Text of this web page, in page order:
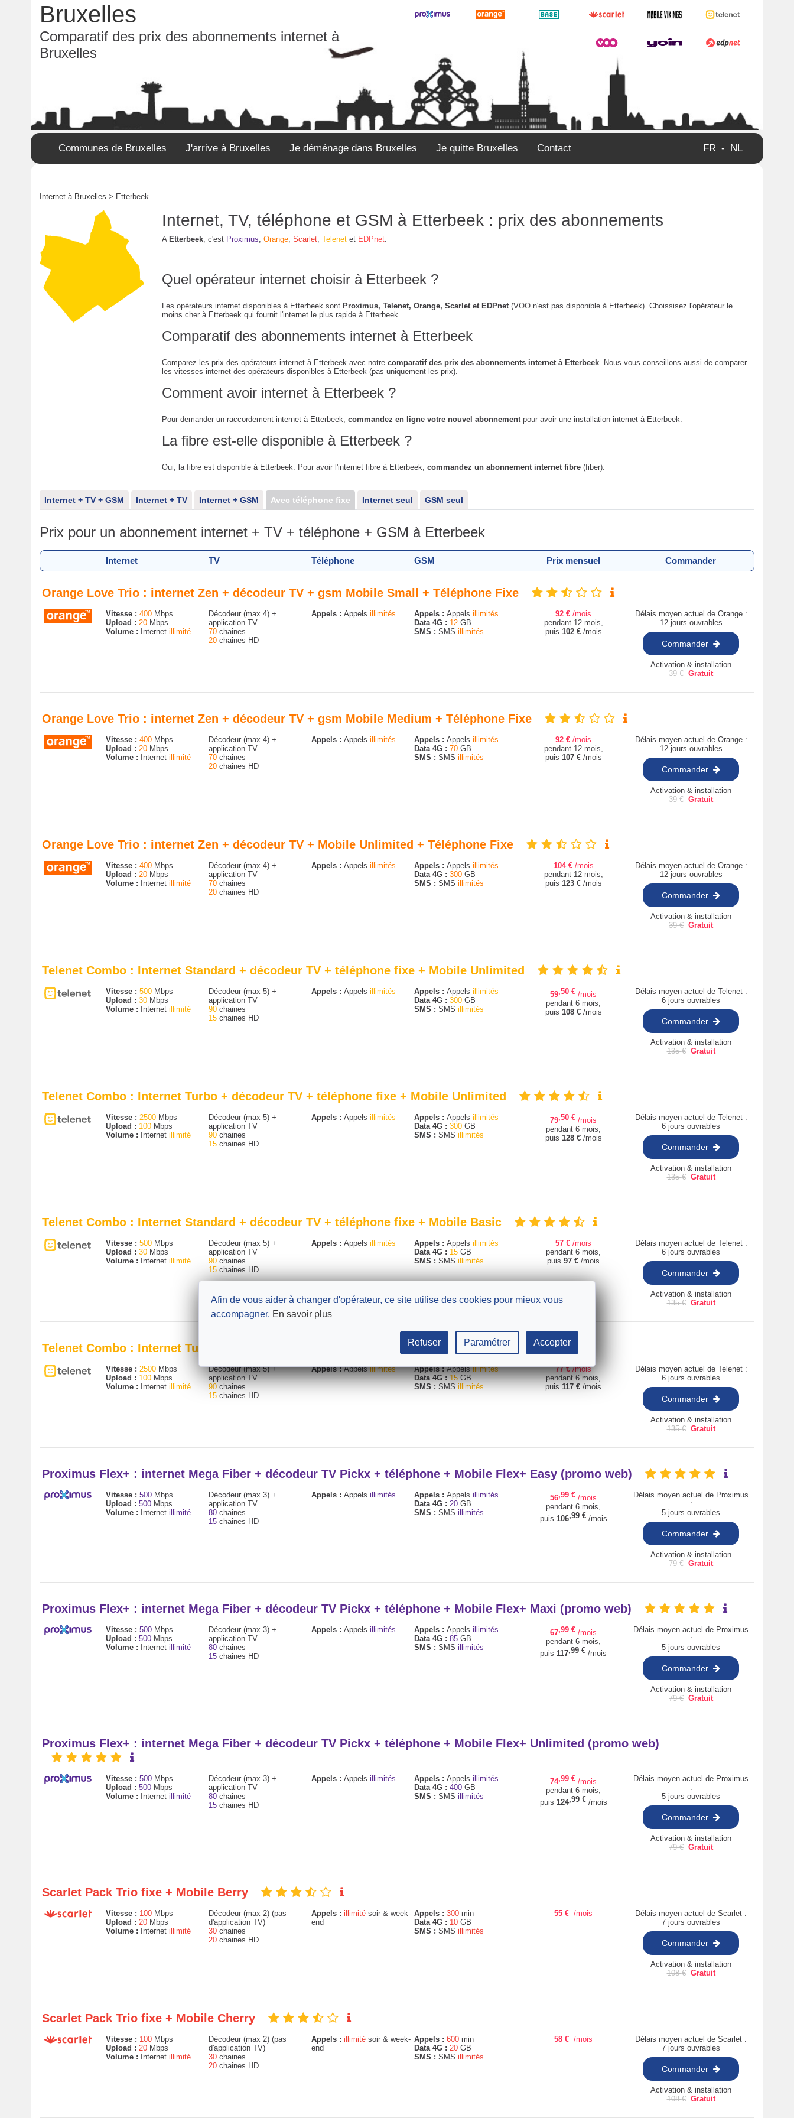
Bruxelles
Comparatif des prix des abonnements internet à
Bruxelles
Communes de Bruxelles J'arrive à Bruxelles Je déménage dans Bruxelles Je quitte Bruxelles Contact FR - NL
Internet à Bruxelles > Etterbeek
Internet, TV, téléphone et GSM à Etterbeek : prix des abonnements
A Etterbeek, c'est Proximus, Orange, Scarlet, Telenetet EDPnet.
Quel opérateur internet choisir à Etterbeek ?
Les opérateurs internet disponibles à Etterbeek sont Proximus, Telenet, Orange, Scarlet et EDPnet(VOO n'est pas disponible à Etterbeek). Choissisez l'opérateur le
moins cher à Etterbeek qui fournit l'internet le plus rapide à Etterbeek.
Comparatif des abonnements internet à Etterbeek
Comparez les prix des opérateurs internet à Etterbeek avec notre comparatif des prix des abonnements internet à Etterbeek. Nous vous conseillons aussi de comparer
les vitesses internet des opérateurs disponibles à Etterbeek (pas uniquement les prix).
Comment avoir internet à Etterbeek ?
Pour demander un raccordement internet à Etterbeek, commandez en ligne votre nouvel abonnementpour avoir une installation internet à Etterbeek.
La fibre est-elle disponible à Etterbeek ?
Oui, la fibre est disponible à Etterbeek. Pour avoir l'internet fibre à Etterbeek, commandez un abonnement internet fibre(fiber).
Internet + TV + GSM Internet + TV Internet + GSM Avec téléphone fixe Internet seul GSM seul
Prix pour un abonnement internet + TV + téléphone + GSM à Etterbeek
Internet TV Téléphone GSM Prix mensuel Commander
Orange Love Trio : internet Zen + décodeur TV + gsm Mobile Small + Téléphone Fixe
Vitesse : 400Mbps
Upload : 20Mbps
Volume :
Internet illimité
Décodeur (max 4) +
application TV
70chaines
20chaines HD
Appels : Appels illimités Appels : Appels illimités
Data 4G : 12GB
SMS : SMS illimités
92 € /mois
pendant 12 mois,
puis 102 €/mois
Délais moyen actuel de Orange :
12 jours ouvrables
Commander
Activation & installation
39€ Gratuit
Orange Love Trio : internet Zen + décodeur TV + gsm Mobile Medium + Téléphone Fixe
Vitesse : 400Mbps
Upload : 20Mbps
Volume :
Internet illimité
Décodeur (max 4) +
application TV
70chaines
20chaines HD
Appels : Appels illimités Appels : Appels illimités
Data 4G : 70GB
SMS : SMS illimités
92 € /mois
pendant 12 mois,
puis 107 €/mois
Délais moyen actuel de Orange :
12 jours ouvrables
Commander
Activation & installation
39€ Gratuit
Orange Love Trio : internet Zen + décodeur TV + Mobile Unlimited + Téléphone Fixe
Vitesse : 400Mbps
Upload : 20Mbps
Volume :
Internet illimité
Décodeur (max 4) +
application TV
70chaines
20chaines HD
Appels : Appels illimités Appels : Appels illimités
Data 4G : 300GB
SMS : SMS illimités
104 € /mois
pendant 12 mois,
puis 123 €/mois
Délais moyen actuel de Orange :
12 jours ouvrables
Commander
Activation & installation
39€ Gratuit
Telenet Combo : Internet Standard + décodeur TV + téléphone fixe + Mobile Unlimited
Vitesse : 500Mbps
Upload : 30Mbps
Volume :
Internet illimité
Décodeur (max 5) +
application TV
90chaines
15chaines HD
Appels : Appels illimités Appels : Appels illimités
Data 4G : 300GB
SMS : SMS illimités
59,50 € /mois
pendant 6 mois,
puis 108 €/mois
Délais moyen actuel de Telenet :
6 jours ouvrables
Commander
Activation & installation
135€ Gratuit
Telenet Combo : Internet Turbo + décodeur TV + téléphone fixe + Mobile Unlimited
Vitesse : 2500Mbps
Upload : 100Mbps
Volume :
Internet illimité
Décodeur (max 5) +
application TV
90chaines
15chaines HD
Appels : Appels illimités Appels : Appels illimités
Data 4G : 300GB
SMS : SMS illimités
79,50 € /mois
pendant 6 mois,
puis 128 €/mois
Délais moyen actuel de Telenet :
6 jours ouvrables
Commander
Activation & installation
135€ Gratuit
Telenet Combo : Internet Standard + décodeur TV + téléphone fixe + Mobile Basic
Vitesse : 500Mbps
Upload : 30Mbps
Volume :
Internet illimité
Décodeur (max 5) +
application TV
90chaines
15chaines HD
Appels : Appels illimités Appels : Appels illimités
Data 4G : 15GB
SMS : SMS illimités
57 € /mois
pendant 6 mois,
puis 97 € /mois
Délais moyen actuel de Telenet :
6 jours ouvrables
Commander
Activation & installation
135€ Gratuit
Telenet Combo : Internet Turbo + décodeur TV + téléphone fixe + Mobile Basic
Vitesse : 2500Mbps
Upload : 100Mbps
Volume :
Internet illimité
Décodeur (max 5) +
application TV
90chaines
15chaines HD
Appels :Appelsillimités Appels :Appelsillimités
Data 4G :15GB
SMS : SMS illimités
77€ /mois
pendant 6 mois,
puis 117 € /mois
Délais moyen actuel de Telenet :
6 jours ouvrables
Commander
Activation & installation
135€ Gratuit
Proximus Flex+ : internet Mega Fiber + décodeur TV Pickx + téléphone + Mobile Flex+ Easy (promo web)
Vitesse : 500Mbps
Upload : 500Mbps
Volume :
Internet illimité
Décodeur (max 3) +
application TV
80chaines
15chaines HD
Appels : Appels illimités Appels : Appels illimités
Data 4G : 20GB
SMS : SMS illimités
56,99 € /mois
pendant 6 mois,
puis 106,99 €/mois
Délais moyen actuel de Proximus
:
5 jours ouvrables
Commander
Activation & installation
79€ Gratuit
Proximus Flex+ : internet Mega Fiber + décodeur TV Pickx + téléphone + Mobile Flex+ Maxi (promo web)
Vitesse : 500Mbps
Upload : 500Mbps
Volume :
Internet illimité
Décodeur (max 3) +
application TV
80chaines
15chaines HD
Appels : Appels illimités Appels : Appels illimités
Data 4G : 85GB
SMS : SMS illimités
67,99 € /mois
pendant 6 mois,
puis 117,99 € /mois
Délais moyen actuel de Proximus
:
5 jours ouvrables
Commander
Activation & installation
79€ Gratuit
Proximus Flex+ : internet Mega Fiber + décodeur TV Pickx + téléphone + Mobile Flex+ Unlimited (promo web)
Vitesse : 500Mbps
Upload : 500Mbps
Volume :
Internet illimité
Décodeur (max 3) +
application TV
80chaines
15chaines HD
Appels : Appels illimités Appels : Appels illimités
Data 4G : 400GB
SMS : SMS illimités
74,99 € /mois
pendant 6 mois,
puis 124,99 €/mois
Délais moyen actuel de Proximus
:
5 jours ouvrables
Commander
Activation & installation
79€ Gratuit
Scarlet Pack Trio fixe + Mobile Berry
Vitesse : 100Mbps
Upload : 20Mbps
Volume :
Internet illimité
Décodeur (max 2) (pas
d'application TV)
30chaines
20chaines HD
Appels : illimitésoir & week-
end
Appels : 300min
Data 4G : 10GB
SMS : SMS illimités
55 € /mois
Délais moyen actuel de Scarlet :
7 jours ouvrables
Commander
Activation & installation
108€ Gratuit
Scarlet Pack Trio fixe + Mobile Cherry
Vitesse : 100Mbps
Upload : 20Mbps
Volume :
Internet illimité
Décodeur (max 2) (pas
d'application TV)
30chaines
20chaines HD
Appels : illimitésoir & week-
end
Appels : 600min
Data 4G : 20GB
SMS : SMS illimités
58 € /mois
Délais moyen actuel de Scarlet :
7 jours ouvrables
Commander
Activation & installation
108€ Gratuit
Afin de vous aider à changer d'opérateur, ce site utilise des cookies pour mieux vous
accompagner. En savoir plus
Refuser Paramétrer Accepter